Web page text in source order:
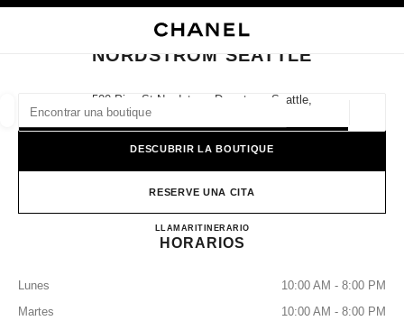
las sugerencias se muestran debajo de esta barra de búsqueda
0 Sugerencias disponibles
CERRAR TARJETA DE BOUTIQUE NORDSTROM SEATTLE
NORDSTROM SEATTLE
500 Pine St Nordstrom Downtown Seattle,
DESCUBRIR LA BOUTIQUE
RESERVE UNA CITA
LLAMAR2066282111ITINERARIONORDSTROM SEATTLE
HORARIOS
Lunes
10:00 AM - 8:00 PM
Martes
10:00 AM - 8:00 PM
resultado de los filtros por:
GAFAS RELOJERÍA Y JOYERÍA